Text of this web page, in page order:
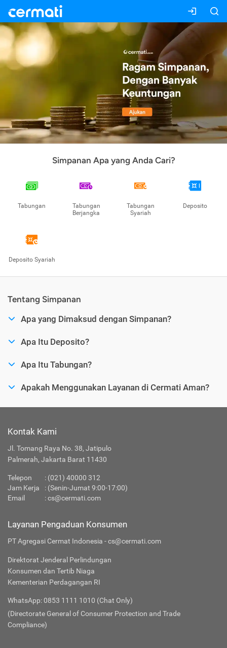
Simpanan Apa yang Anda Cari?
Tabungan
Tabungan
Berjangka
Tabungan
Syariah
Deposito
Deposito Syariah
Tentang Simpanan
Apa yang Dimaksud dengan Simpanan?
Apa Itu Deposito?
Apa Itu Tabungan?
Apakah Menggunakan Layanan di Cermati Aman?
Kontak Kami
Jl. Tomang Raya No. 38, Jatipulo
Palmerah, Jakarta Barat 11430
Telepon : (021) 40000 312
Jam Kerja
: (Senin-Jumat 9:00-17:00)
Email
:cs@cermati.com
Layanan Pengaduan Konsumen
PT Agregasi Cermat Indonesia - cs@cermati.com
Direktorat Jenderal Perlindungan
Konsumen dan Tertib Niaga
Kementerian Perdagangan RI
WhatsApp: 0853 1111 1010 (Chat Only)
(Directorate General of Consumer Protection and Trade
Compliance)